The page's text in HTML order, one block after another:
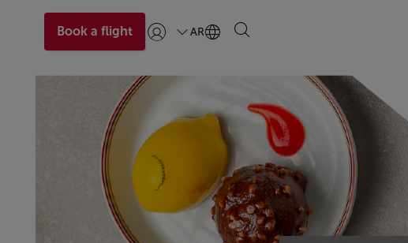
AR تسجيل الدخول | انضم)
Book a flight